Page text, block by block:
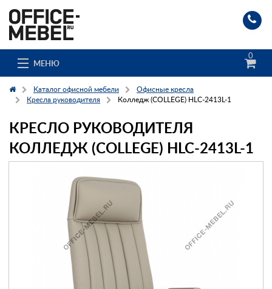
МЕНЮ
0
Каталог
О компании
Доставка и сборка
Гос. заказчикам
Заказ каталога
Каталог офисной мебели
Офисные кресла
Кресла руководителя
Колледж (COLLEGE) HLC-2413L-1
КРЕСЛО РУКОВОДИТЕЛЯ
КОЛЛЕДЖ (COLLEGE) HLC-2413L-1